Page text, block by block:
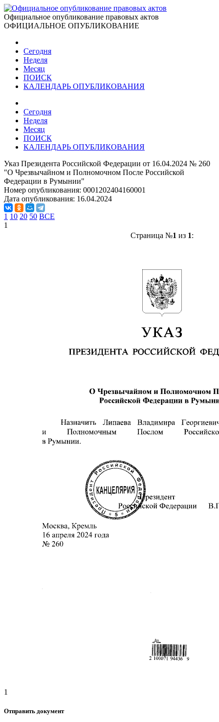
Официальное опубликование правовых актов
ОФИЦИАЛЬНОЕ ОПУБЛИКОВАНИЕ
Сегодня
Неделя
Месяц
ПОИСК
КАЛЕНДАРЬ ОПУБЛИКОВАНИЯ
Сегодня
Неделя
Месяц
ПОИСК
КАЛЕНДАРЬ ОПУБЛИКОВАНИЯ
Указ Президента Российской Федерации от 16.04.2024 № 260
"О Чрезвычайном и Полномочном После Российской
Федерации в Румынии"
Номер опубликования: 0001202404160001
Дата опубликования: 16.04.2024
1 10 20 50 ВСЕ
1
Страница №1 из 1:
1
Отправить документ